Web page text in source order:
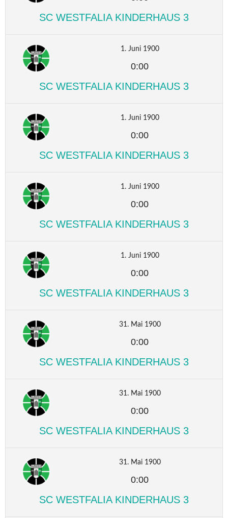
SC WESTFALIA KINDERHAUS 3
1. Juni 1900
0:00
SC WESTFALIA KINDERHAUS 3
1. Juni 1900
0:00
SC WESTFALIA KINDERHAUS 3
1. Juni 1900
0:00
SC WESTFALIA KINDERHAUS 3
1. Juni 1900
0:00
SC WESTFALIA KINDERHAUS 3
31. Mai 1900
0:00
SC WESTFALIA KINDERHAUS 3
31. Mai 1900
0:00
SC WESTFALIA KINDERHAUS 3
31. Mai 1900
0:00
SC WESTFALIA KINDERHAUS 3